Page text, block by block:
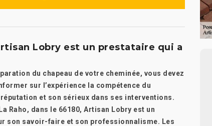
Lobry est un prestataire qui a
du chapeau de votre cheminée, vous devez
sur l’expérience la compétence du
et son sérieux dans ses interventions.
Raho, dans le 66180, Artisan Lobry est un
son savoir-faire et son professionnalisme. Les